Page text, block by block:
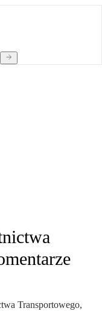
Transportowego,